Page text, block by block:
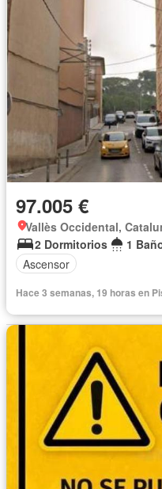
97.005 €
Vallès Occidental,
2 Dormitorios
1
Ascensor
Hace 3 semanas, 19 horas en